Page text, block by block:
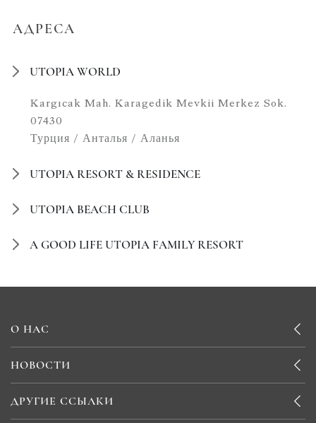
АДРЕСА
UTOPIA WORLD
Kargıcak Mah. Karagedik Mevkii Merkez Sok.
07430
Турция / Анталья / Аланья
UTOPIA RESORT & RESIDENCE
UTOPIA BEACH CLUB
A GOOD LIFE UTOPIA FAMILY RESORT
О НАС
НОВОСТИ
ДРУГИЕ ССЫЛКИ